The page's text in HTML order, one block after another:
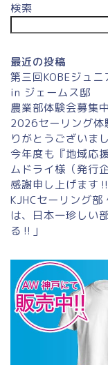
検索
最近の投稿
第三回KOBEジュ
in ジェームス邸
農業部体験会募集
2026セーリング体
りがとうございま
今年度も『地域応
ムドライ様（発行
感謝申し上げます‼
KJHCセーリング
は、日本一珍しい
る‼」